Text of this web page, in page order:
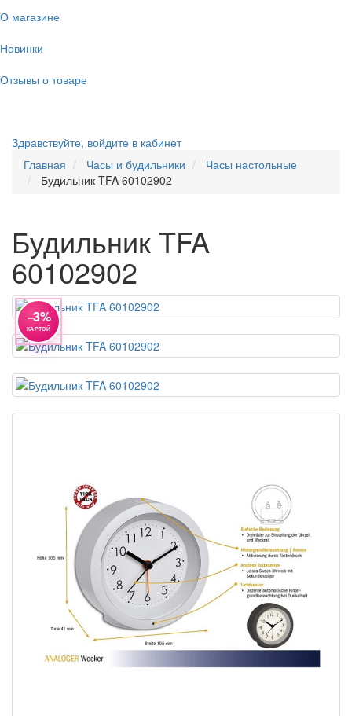
О магазине
Новинки
Отзывы о товаре
Здравствуйте, войдите в кабинет
Главная
Часы и будильники
Часы настольные
Будильник TFA 60102902
Будильник TFA
60102902
−3%
КАРТОЙ